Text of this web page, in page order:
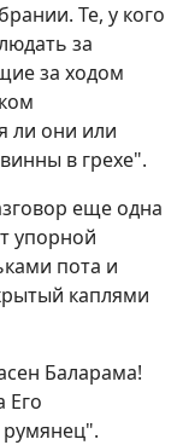
Те, у кого
за
за ходом
ли они или
в грехе".
еще одна
упорной
пота и
каплями
Баларама!
Его